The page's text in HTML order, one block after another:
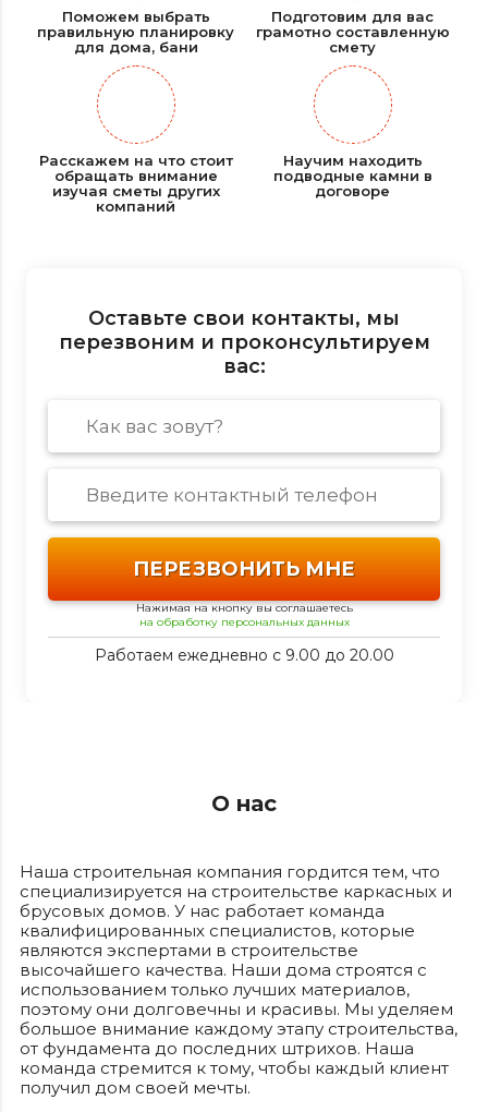
Поможем выбрать
правильную планировку
для дома, бани
Подготовим для вас
грамотно составленную
смету
Расскажем на что стоит
обращать внимание
изучая сметы других
компаний
Научим находить
подводные камни в
договоре
Оставьте свои контакты, мы
перезвоним и проконсультируем
вас:
Нажимая на кнопку вы соглашаетесь
на обработку персональных данных
Работаем ежедневно с 9.00 до 20.00
О нас
Наша строительная компания гордится тем, что
специализируется на строительстве каркасных и
брусовых домов. У нас работает команда
квалифицированных специалистов, которые
являются экспертами в строительстве
высочайшего качества. Наши дома строятся с
использованием только лучших материалов,
поэтому они долговечны и красивы. Мы уделяем
большое внимание каждому этапу строительства,
от фундамента до последних штрихов. Наша
команда стремится к тому, чтобы каждый клиент
получил дом своей мечты.